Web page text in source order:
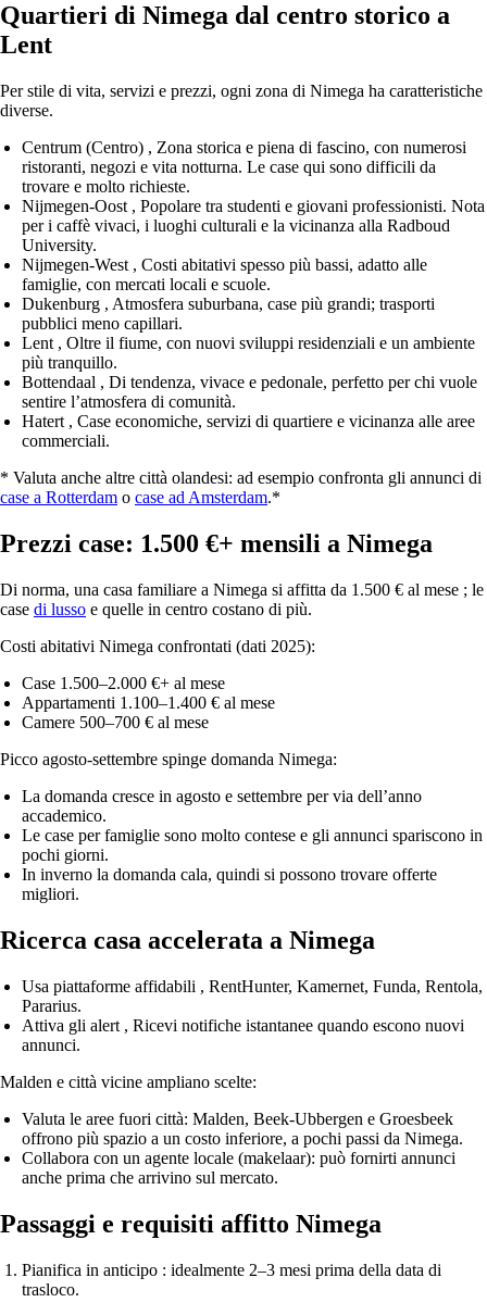
Quartieri di Nimega dal centro storico a
Lent
Per stile di vita, servizi e prezzi, ogni zona di Nimega ha caratteristiche
diverse.
Centrum (Centro) , Zona storica e piena di fascino, con numerosi
ristoranti, negozi e vita notturna. Le case qui sono difficili da
trovare e molto richieste.
Nijmegen‑Oost , Popolare tra studenti e giovani professionisti. Nota
per i caffè vivaci, i luoghi culturali e la vicinanza alla Radboud
University.
Nijmegen‑West , Costi abitativi spesso più bassi, adatto alle
famiglie, con mercati locali e scuole.
Dukenburg , Atmosfera suburbana, case più grandi; trasporti
pubblici meno capillari.
Lent , Oltre il fiume, con nuovi sviluppi residenziali e un ambiente
più tranquillo.
Bottendaal , Di tendenza, vivace e pedonale, perfetto per chi vuole
sentire l’atmosfera di comunità.
Hatert , Case economiche, servizi di quartiere e vicinanza alle aree
commerciali.
* Valuta anche altre città olandesi: ad esempio confronta gli annunci di
case a Rotterdam o case ad Amsterdam.*
Prezzi case: 1.500 €+ mensili a Nimega
Di norma, una casa familiare a Nimega si affitta da 1.500 € al mese ; le
case di lusso e quelle in centro costano di più.
Costi abitativi Nimega confrontati (dati 2025):
Case 1.500–2.000 €+ al mese
Appartamenti 1.100–1.400 € al mese
Camere 500–700 € al mese
Picco agosto-settembre spinge domanda Nimega:
La domanda cresce in agosto e settembre per via dell’anno
accademico.
Le case per famiglie sono molto contese e gli annunci spariscono in
pochi giorni.
In inverno la domanda cala, quindi si possono trovare offerte
migliori.
Ricerca casa accelerata a Nimega
Usa piattaforme affidabili , RentHunter, Kamernet, Funda, Rentola,
Pararius.
Attiva gli alert , Ricevi notifiche istantanee quando escono nuovi
annunci.
Malden e città vicine ampliano scelte:
Valuta le aree fuori città: Malden, Beek‑Ubbergen e Groesbeek
offrono più spazio a un costo inferiore, a pochi passi da Nimega.
Collabora con un agente locale (makelaar): può fornirti annunci
anche prima che arrivino sul mercato.
Passaggi e requisiti affitto Nimega
Pianifica in anticipo : idealmente 2–3 mesi prima della data di
trasloco.